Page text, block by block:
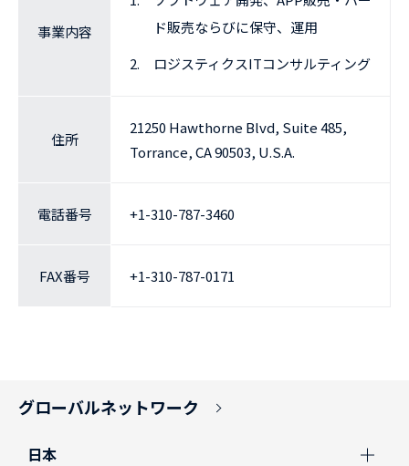
事業内容
ド販売ならびに保守、運用
2.
ロジスティクスITコンサルティング
住所
21250 Hawthorne Blvd, Suite 485,
Torrance, CA 90503, U.S.A.
電話番号 +1-310-787-3460
FAX番号 +1-310-787-0171
グローバルネットワーク
日本